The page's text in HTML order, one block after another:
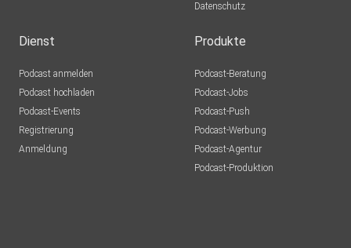
Datenschutz
Dienst
Podcast anmelden
Podcast hochladen
Podcast-Events
Registrierung
Anmeldung
Produkte
Podcast-Beratung
Podcast-Jobs
Podcast-Push
Podcast-Werbung
Podcast-Agentur
Podcast-Produktion